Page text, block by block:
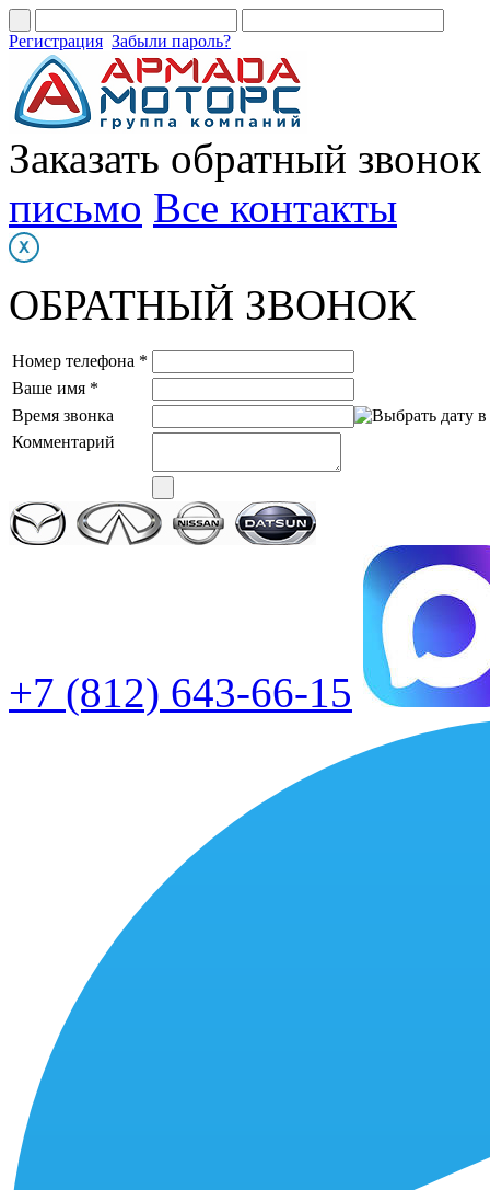
Регистрация Забыли пароль?
Заказать обратный звонок
письмо Все контакты
ОБРАТНЫЙ ЗВОНОК
Номер телефона *
Ваше имя *
Время звонка
Комментарий
+7 (812) 643-66-15